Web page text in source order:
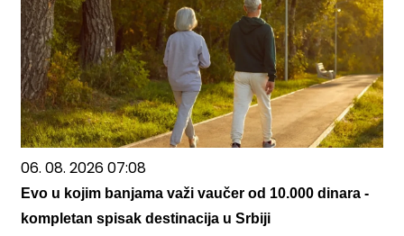
06. 08. 2026 07:08
Evo u kojim banjama važi vaučer od 10.000 dinara -
kompletan spisak destinacija u Srbiji